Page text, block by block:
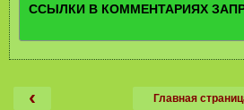
ССЫЛКИ В КОММЕНТАРИЯХ
‹ Главная